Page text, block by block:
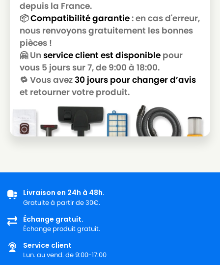
GOLDSTAR
LG-
GOLDSTAR
LG-GOLDSTAR T 2990
LG-
GOLDSTAR
LG-GOLDSTAR T 3800
LG-
GOLDSTAR
LG-GOLDSTAR T 3900
LG-
GOLDSTAR
LG-GOLDSTAR TB 33
LG-
LG-GOLDSTAR TB 39
LG-
GOLDSTAR
LG-GOLDSTAR TURBO 2700
LG-
GOLDSTAR
LG-GOLDSTAR TURBO 2900
LG-
LG-GOLDSTAR TURBO 3100 B
depuis la France.
📦Compatibilité garantie: en cas d'erreur,
nous renvoyons gratuitement les bonnes
pièces !
🤗 Un service client est disponible pour
vous 5 jours sur 7, de 9:00 à 18:00.
🔁 Vous avez30 jours pour changer d’avis
et retourner votre produit.
Livraison en 24h à 48h.
Gratuite à partir de 30€.
Échange gratuit.
Échange produit gratuit.
Service client
Lun. au vend. de 9:00-17:00